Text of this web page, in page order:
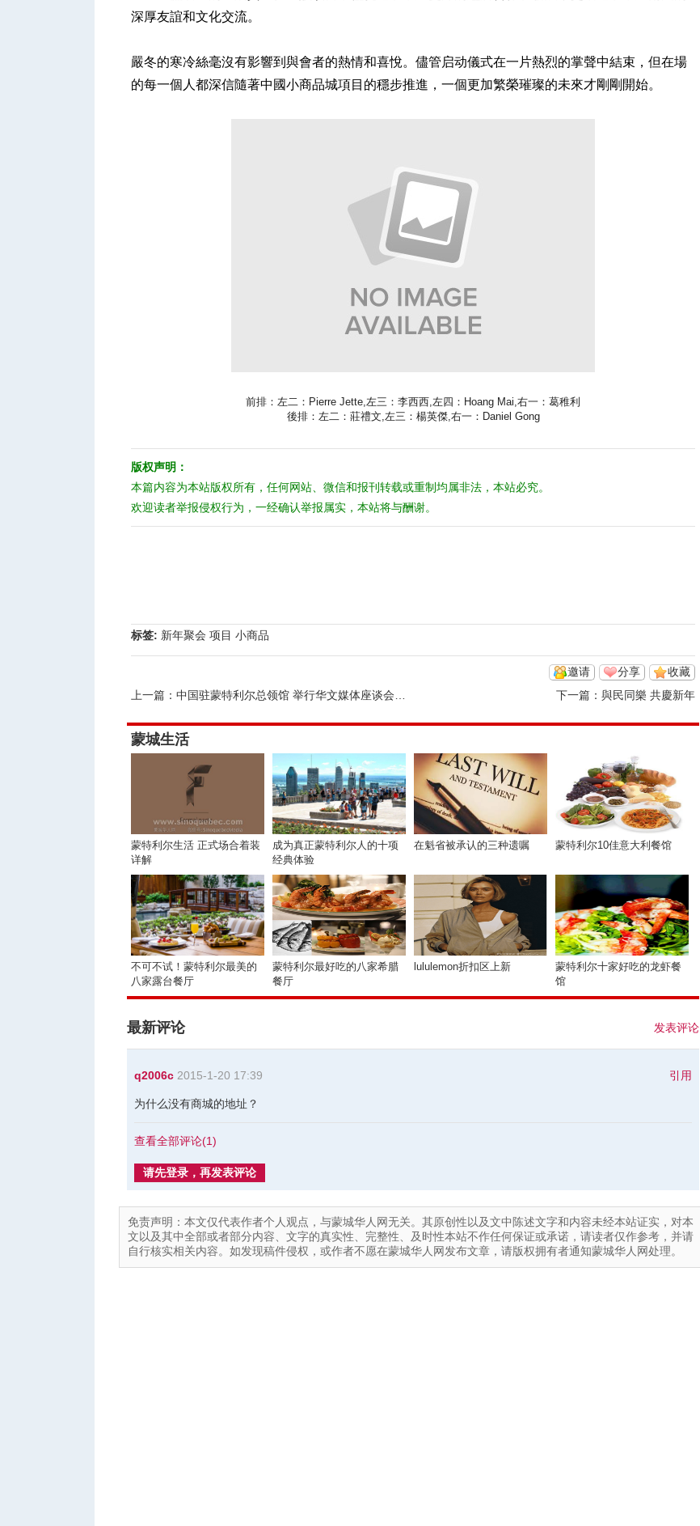
深厚友誼和文化交流。
嚴冬的寒冷絲毫沒有影響到與會者的熱情和喜悅。儘管启动儀式在一片熱烈的掌聲中結束，但在場
的每一個人都深信隨著中國小商品城項目的穩步推進，一個更加繁榮璀璨的未來才剛剛開始。
前排：左二：Pierre Jette,左三：李西西,左四：Hoang Mai,右一：葛稚利
後排：左二：莊禮文,左三：楊英傑,右一：Daniel Gong
版权声明：
本篇内容为本站版权所有，任何网站、微信和报刊转载或重制均属非法，本站必究。
欢迎读者举报侵权行为，一经确认举报属实，本站将与酬谢。
标签: 新年聚会 项目 小商品
收藏
分享
邀请
上一篇： 中国驻蒙特利尔总领馆 举行华文媒体座谈会暨新年招待会 下一篇： 與民同樂 共慶新年
蒙城生活
蒙特利尔生活 正式场合着装
详解
成为真正蒙特利尔人的十项
经典体验
在魁省被承认的三种遗嘱 蒙特利尔10佳意大利餐馆
不可不试！蒙特利尔最美的
八家露台餐厅
蒙特利尔最好吃的八家希腊
餐厅
lululemon折扣区上新
蒙特利尔十家好吃的龙虾餐
馆
发表评论
最新评论
引用
q2006c 2015-1-20 17:39
为什么没有商城的地址？
查看全部评论(1)
请先登录，再发表评论
免责声明：本文仅代表作者个人观点，与蒙城华人网无关。其原创性以及文中陈述文字和内容未经本站证实，对本
文以及其中全部或者部分内容、文字的真实性、完整性、及时性本站不作任何保证或承诺，请读者仅作参考，并请
自行核实相关内容。如发现稿件侵权，或作者不愿在蒙城华人网发布文章，请版权拥有者通知蒙城华人网处理。